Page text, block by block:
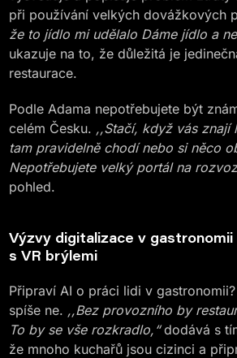
při používání velkých dovážkových
že to jídlo mi udělalo Dáme jídlo a
ukazuje na to, že důležitá je
restaurace.
Podle Adama nepotřebujete být
celém Česku. ,,Stačí, když vás znají
tam pravidelně chodí nebo si něco
Nepotřebujete velký portál na
pohled.
Výzvy digitalizace v gastronomii
s VR brýlemi
Připraví AI o práci lidi v
spíše ne. ,,Bez provozního by
To by se vše rozkradlo,“dodává s
že mnoho kuchařů jsou cizinci a